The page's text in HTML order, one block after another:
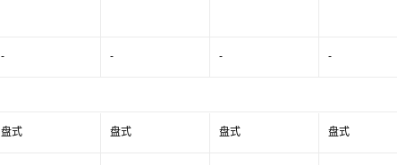
- - - -
盘式 盘式 盘式 盘式